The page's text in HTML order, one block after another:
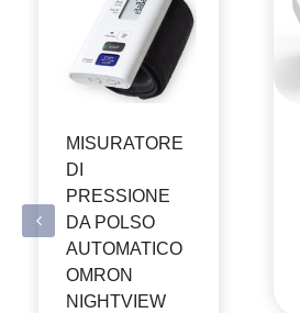
MISURATORE
DI
PRESSIONE
DA POLSO
AUTOMATICO
OMRON
NIGHTVIEW